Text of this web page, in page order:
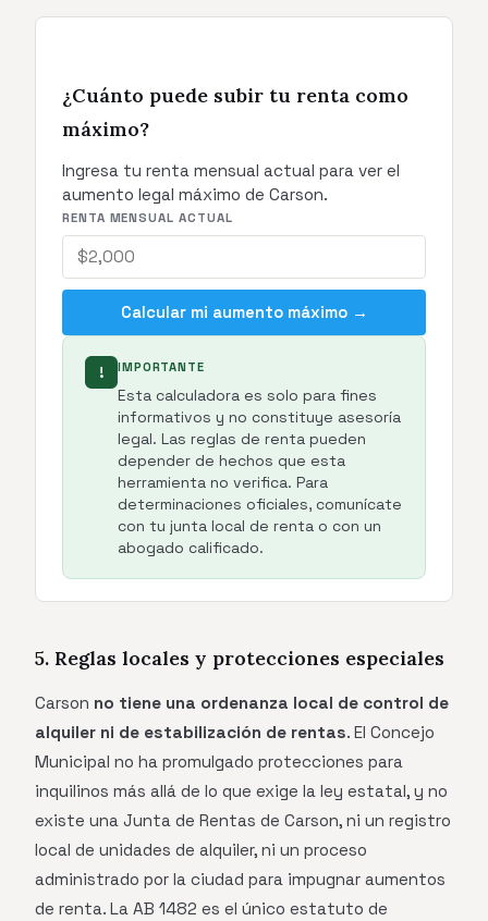
¿Cuánto puede subir tu renta como
máximo?
Ingresa tu renta mensual actual para ver el
aumento legal máximo de Carson.
RENTA MENSUAL ACTUAL
Calcular mi aumento máximo →
! IMPORTANTE
Esta calculadora es solo para fines
informativos y no constituye asesoría
legal. Las reglas de renta pueden
depender de hechos que esta
herramienta no verifica. Para
determinaciones oficiales, comunícate
con tu junta local de renta o con un
abogado calificado.
5. Reglas locales y protecciones especiales
Carson no tiene una ordenanza local de control de
alquiler ni de estabilización de rentas. El Concejo
Municipal no ha promulgado protecciones para
inquilinos más allá de lo que exige la ley estatal, y no
existe una Junta de Rentas de Carson, ni un registro
local de unidades de alquiler, ni un proceso
administrado por la ciudad para impugnar aumentos
de renta. La AB 1482 es el único estatuto de